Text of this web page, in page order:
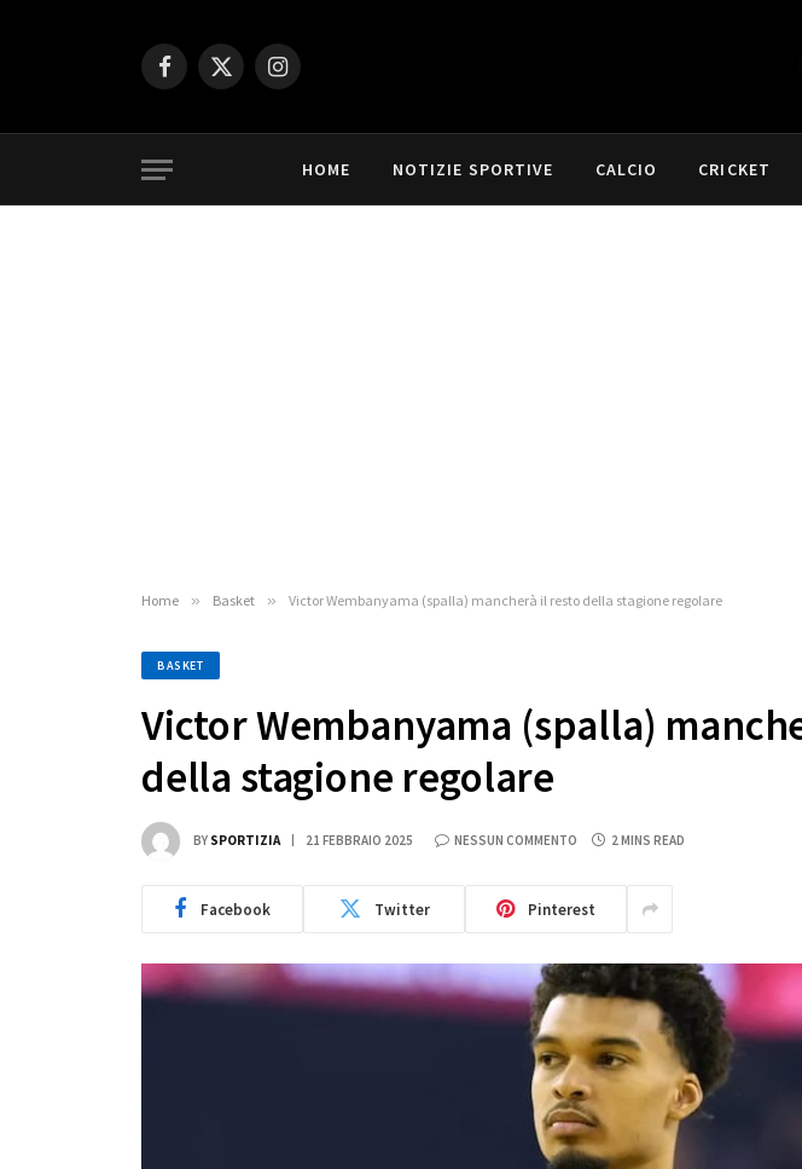
Facebook
X
Instagram
HOME NOTIZIE SPORTIVE CALCIO CRICKET
Home » Basket » Victor Wembanyama (spalla) mancherà il resto della stagione regolare
BASKET
Victor Wembanyama (spalla)
della stagione regolare
BY SPORTIZIA 21 FEBBRAIO 2025 NESSUN COMMENTO 2 MINS READ
Facebook Twitter Pinterest